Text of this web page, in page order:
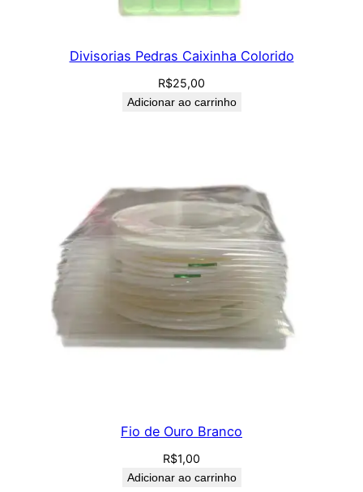
Divisorias Pedras Caixinha Colorido
R$25,00
Adicionar ao carrinho
Fio de Ouro Branco
R$1,00
Adicionar ao carrinho